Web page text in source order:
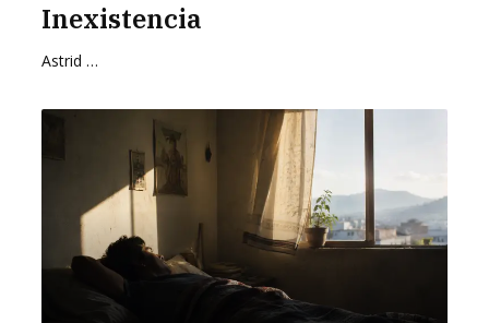
Inexistencia
Astrid Cervantes